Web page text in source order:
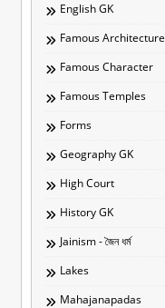
English GK
Famous Architecture
Famous Character
Famous Temples
Forms
Geography GK
High Court
History GK
Jainism - জৈন ধর্ম
Lakes
Mahajanapadas